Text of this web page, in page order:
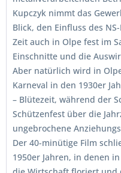
Kupczyk nimmt das
Blick, den Einfluss des
Zeit auch in Olpe fest im
Einschnitte und die
Aber natürlich wird in
Karneval in den 1930er
– Blütezeit, während der
Schützenfest über die
ungebrochene
Der 40-minütige Film
1950er Jahren, in denen